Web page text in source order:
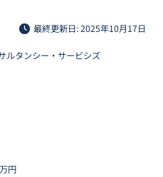
最終更新日: 2025年10月17日
ルタンシー・サービシズ
円